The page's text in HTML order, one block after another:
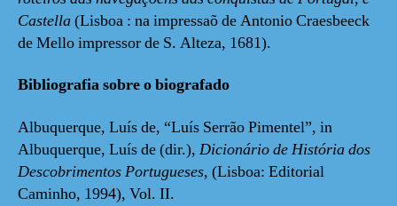
Castella(Lisboa : na impressaõ de Antonio Craesbeeck
de Mello impressor de S. Alteza, 1681).
Bibliografia sobre o biografado
Albuquerque, Luís de, “Luís Serrão Pimentel”, in
Albuquerque, Luís de (dir.), Dicionário de História dos
Descobrimentos Portugueses, (Lisboa: Editorial
Caminho, 1994), Vol. II.